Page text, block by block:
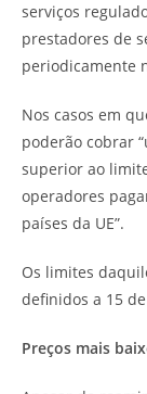
serviços
prestadores de
periodicamente
Nos casos em
poderão cobrar
superior ao
operadores
países da UE”.
Os limites
definidos a 15
Preços mais